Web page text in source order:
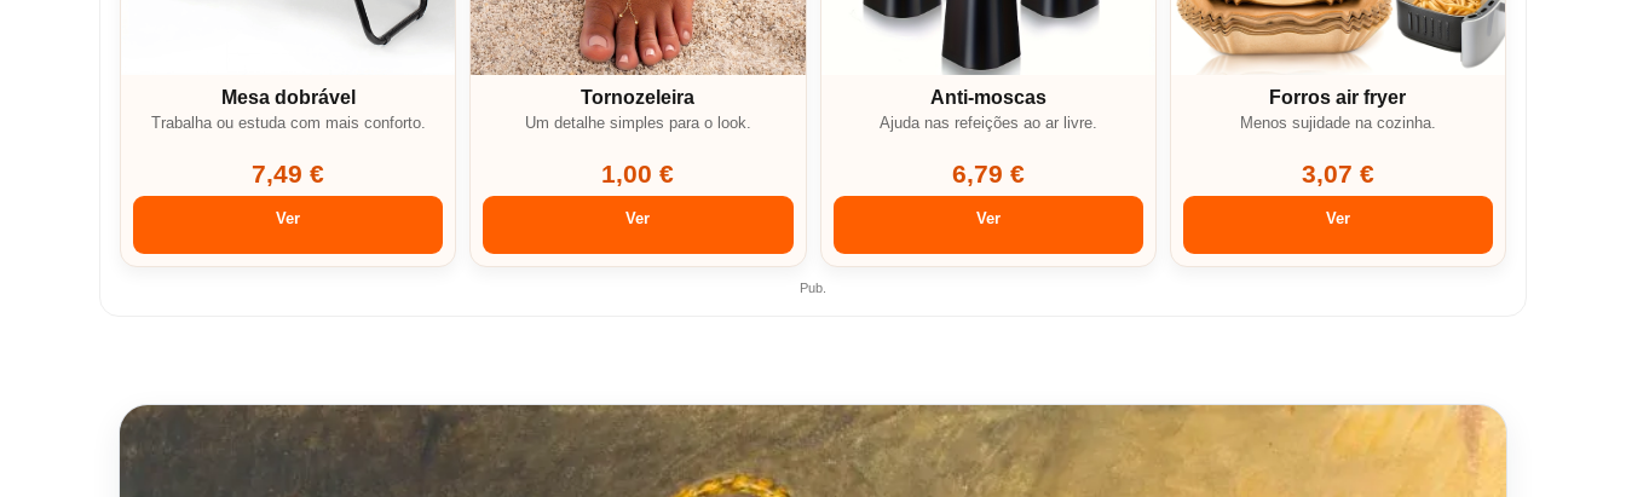
Mesa dobrável
Trabalha ou estuda com mais conforto.
7,49 €
Ver
Tornozeleira
Um detalhe simples para o look.
1,00 €
Ver
Anti-moscas
Ajuda nas refeições ao ar livre.
6,79 €
Ver
Forros air fryer
Menos sujidade na cozinha.
3,07 €
Ver
Pub.